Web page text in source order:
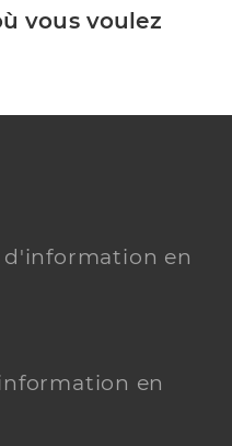
vous voulez
d'information en
en